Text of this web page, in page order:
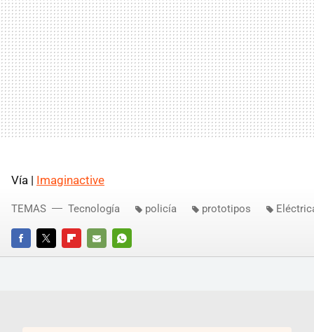
Vía | Imaginactive
FACEBOOKTWITTERFLIPBOARD
E-
WHATSAPP
TEMAS Tecnología policía prototipos